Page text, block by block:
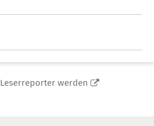
Leserreporter werden